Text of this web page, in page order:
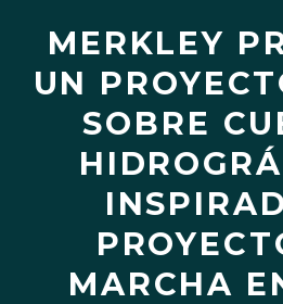
MERKLEY
UN
SOBRE
MARCHA